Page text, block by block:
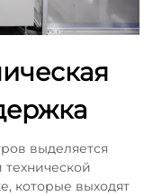
выделяется
которые выходят